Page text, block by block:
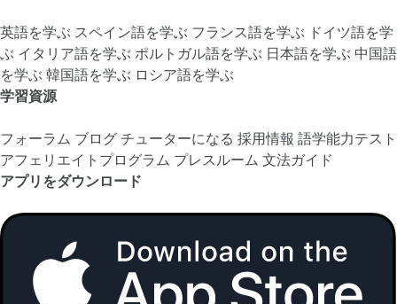
英語を学ぶ スペイン語を学ぶ フランス語を学ぶ ドイツ語を学
ぶ イタリア語を学ぶ ポルトガル語を学ぶ 日本語を学ぶ 中国語
を学ぶ 韓国語を学ぶ ロシア語を学ぶ
学習資源
フォーラム ブログチューターになる 採用情報 語学能力テスト
アフェリエイトプログラム プレスルーム 文法ガイド
アプリをダウンロード